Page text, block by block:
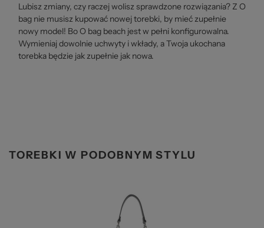
Lubisz zmiany, czy raczej wolisz sprawdzone rozwiązania? Z O
bag nie musisz kupować nowej torebki, by mieć zupełnie
nowy model! Bo O bag beach jest w pełni konfigurowalna.
Wymieniaj dowolnie uchwyty i wkłady, a Twoja ukochana
torebka będzie jak zupełnie jak nowa.
TOREBKI W PODOBNYM STYLU